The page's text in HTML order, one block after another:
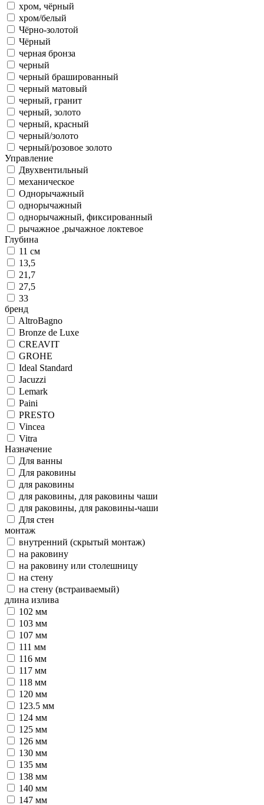
хром, чёрный
хром/белый
Чёрно-золотой
Чёрный
черная бронза
черный
черный брашированный
черный матовый
черный, гранит
черный, золото
черный, красный
черный/золото
черный/розовое золото
Управление
Двухвентильный
механическое
Однорычажный
однорычажный
однорычажный, фиксированный
рычажное ,рычажное локтевое
Глубина
11 см
13,5
21,7
27,5
33
бренд
AltroBagno
Bronze de Luxe
CREAVIT
GROHE
Ideal Standard
Jacuzzi
Lemark
Paini
PRESTO
Vincea
Vitra
Назначение
Для ванны
Для раковины
для раковины
для раковины, для раковины чаши
для раковины, для раковины-чаши
Для стен
монтаж
внутренний (скрытый монтаж)
на раковину
на раковину или столешницу
на стену
на стену (встраиваемый)
длина излива
102 мм
103 мм
107 мм
111 мм
116 мм
117 мм
118 мм
120 мм
123.5 мм
124 мм
125 мм
126 мм
130 мм
135 мм
138 мм
140 мм
147 мм